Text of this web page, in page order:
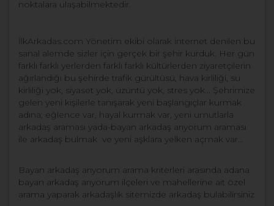
noktalara ulaşabilmektedir.
İlkArkadas.com Yönetim ekibi olarak internet denilen bu
sanal alemde sizler için gerçek bir şehir kurduk. Her gün
farklı farklı yerlerden farklı farklı kültürlerden ziyaretçilerin
ağırlandığı bu şehirde trafik gürültüsü, hava kirliliği, su
kirliliği yok, siyaset yok, üzüntü yok, stres yok... Şehrimize
gelen yeni kişilerle tanışarak yeni başlangıçlar kurmak
adına; eğlence var, hayal kurmak var, yeni umutlarla
arkadaş araması yada-bayan arkadaş arıyorum araması
ile arkadaş bulmak ve yeni aşklara yelken açmak var...
Bayan arkadaş arıyorum arama kriterleri arasında adana
bayan arkadaş arıyorum ilçeleri ve mahellerine ait özel
arama yaparak arkadaşlık sitemizde arkadaş bulabilirsiniz